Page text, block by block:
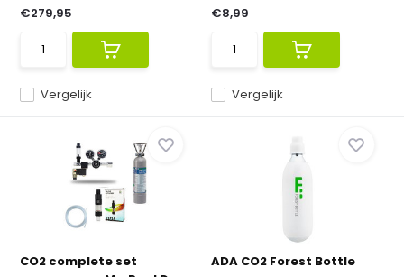
Vergelijk
€279,95
Vergelijk
€8,99
CO2 complete set
ADA CO2 Forest Bottle